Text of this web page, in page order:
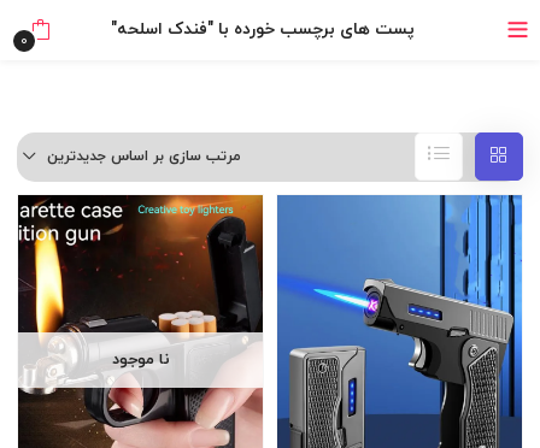
بدون ضامن، بدون سود
پست های برچسب خورده با "فندک اسلحه" 0
مرتب سازی بر اساس جدیدترین
نا موجود